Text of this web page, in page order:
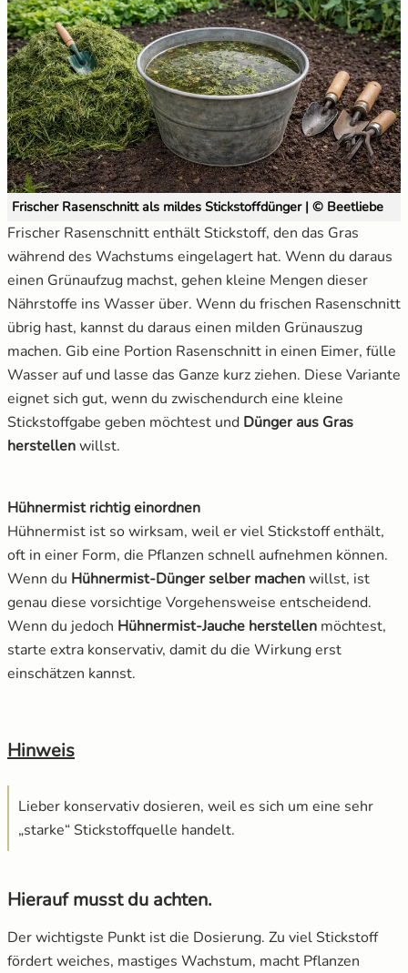
Frischer Rasenschnitt als mildes Stickstoffdünger | © Beetliebe
Frischer Rasenschnitt enthält Stickstoff, den das Gras
während des Wachstums eingelagert hat. Wenn du daraus
einen Grünaufzug machst, gehen kleine Mengen dieser
Nährstoffe ins Wasser über. Wenn du frischen Rasenschnitt
übrig hast, kannst du daraus einen milden Grünauszug
machen. Gib eine Portion Rasenschnitt in einen Eimer, fülle
Wasser auf und lasse das Ganze kurz ziehen. Diese Variante
eignet sich gut, wenn du zwischendurch eine kleine
Stickstoffgabe geben möchtest und Dünger aus Gras
herstellenwillst.
Hühnermist richtig einordnen
Hühnermist ist so wirksam, weil er viel Stickstoff enthält,
oft in einer Form, die Pflanzen schnell aufnehmen können.
Wenn du Hühnermist-Dünger selber machenwillst, ist
genau diese vorsichtige Vorgehensweise entscheidend.
Wenn du jedoch Hühnermist-Jauche herstellen möchtest,
starte extra konservativ, damit du die Wirkung erst
einschätzen kannst.
Hinweis
Lieber konservativ dosieren, weil es sich um eine sehr
„starke“ Stickstoffquelle handelt.
Hierauf musst du achten.
Der wichtigste Punkt ist die Dosierung. Zu viel Stickstoff
fördert weiches, mastiges Wachstum, macht Pflanzen